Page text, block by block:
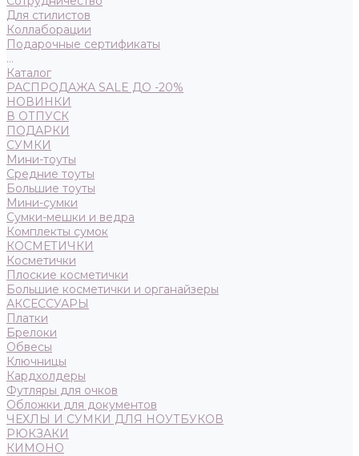
Для стилистов
Коллаборации
Подарочные сертификаты
...
Каталог
РАСПРОДАЖА SALE ДО -20%
НОВИНКИ
В ОТПУСК
ПОДАРКИ
СУМКИ
Мини-тоуты
Средние тоуты
Большие тоуты
Мини-сумки
Сумки-мешки и ведра
Комплекты сумок
КОСМЕТИЧКИ
Косметички
Плоские косметички
Большие косметички и органайзеры
АКСЕССУАРЫ
Платки
Брелоки
Обвесы
Ключницы
Кардхолдеры
Футляры для очков
Обложки для документов
ЧЕХЛЫ И СУМКИ ДЛЯ НОУТБУКОВ
РЮКЗАКИ
КИМОНО